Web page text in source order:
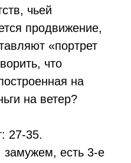
чьей
продвижение,
«портрет
что
на
на ветер?
27-35.
есть 3-е